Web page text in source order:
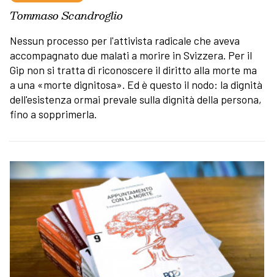
Tommaso Scandroglio
Nessun processo per l'attivista radicale che aveva
accompagnato due malati a morire in Svizzera. Per il
Gip non si tratta di riconoscere il diritto alla morte ma
a una «morte dignitosa». Ed è questo il nodo: la dignità
dell'esistenza ormai prevale sulla dignità della persona,
fino a sopprimerla.